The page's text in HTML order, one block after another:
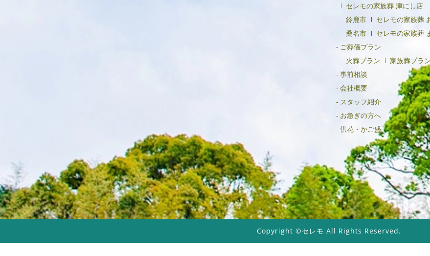
セレモの家族葬 津にし店
鈴鹿市
セレモの家族葬
桑名市
セレモの家族葬
ご葬儀プラン
火葬プラン
家族葬プラン
事前相談
会社概要
スタッフ紹介
お急ぎの方へ
供花・かご盛
Copyright ©セレモ All Rights Reserved.